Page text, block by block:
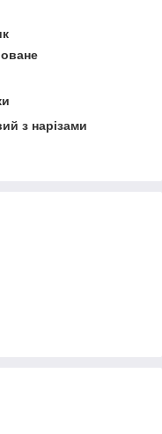
з нарізами